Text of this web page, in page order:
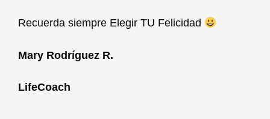
Recuerda siempre Elegir TU Felicidad
Mary Rodríguez R.
LifeCoach